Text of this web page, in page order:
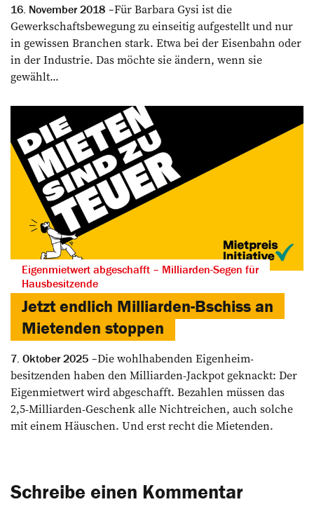
16. November 2018
Für Barbara Gysi ist die
Gewerkschaftsbewegung zu ­einseitig ­aufgestellt und nur
in gewissen Branchen stark. Etwa bei der ­Eisenbahn oder
in der Industrie. Das möchte sie ändern, wenn sie
gewählt...
Eigenmietwert abgeschafft – Milliarden-Segen für
Hausbesitzende
Jetzt endlich Milliarden-Bschiss an
Mietenden stoppen
7. Oktober 2025
Die wohlhabenden Eigenheim­
besitzenden haben den Milliarden-Jackpot geknackt: Der
Eigenmietwert wird ­abgeschafft. Bezahlen müssen das
2,5-Milliarden-Geschenk alle Nichtreichen, auch solche
mit einem Häuschen. Und erst recht die Mietenden.
Schreibe einen Kommentar